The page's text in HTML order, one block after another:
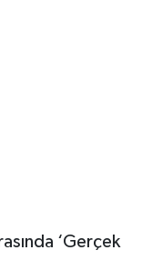
‘Gerçek